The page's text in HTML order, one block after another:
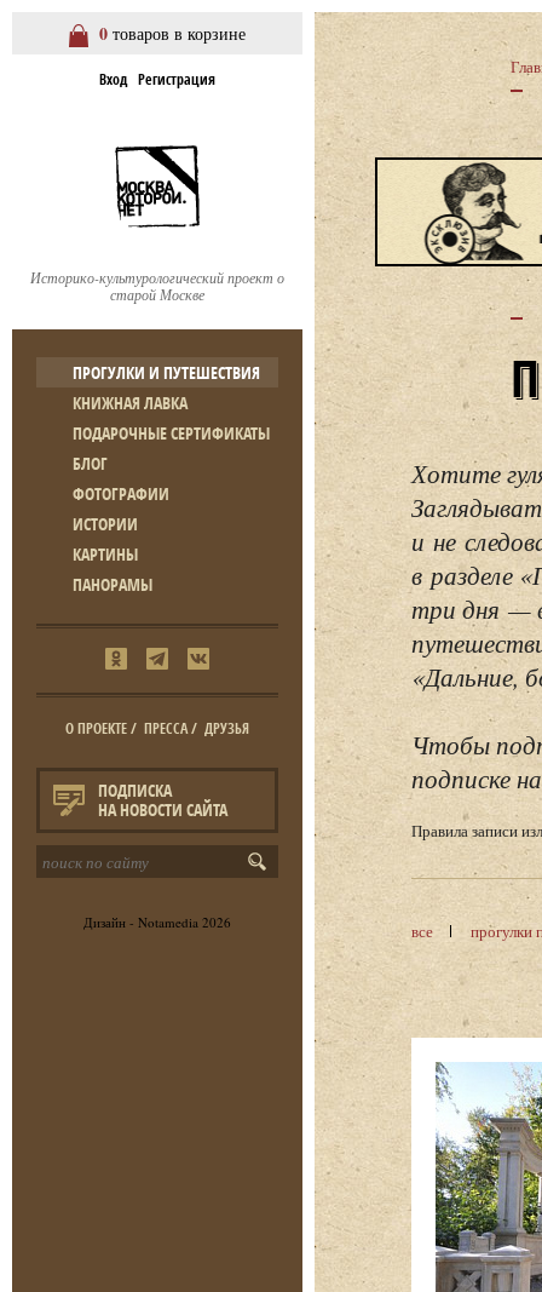
0 товаров в корзине
Вход Регистрация
Историко-культурологический проект о
старой Москве
ПРОГУЛКИ И ПУТЕШЕСТВИЯ
КНИЖНАЯ ЛАВКА
ПОДАРОЧНЫЕ СЕРТИФИКАТЫ
БЛОГ
ФОТОГРАФИИ
ИСТОРИИ
КАРТИНЫ
ПАНОРАМЫ
О ПРОЕКТЕ/ ПРЕССА/ ДРУЗЬЯ
ПОДПИСКА
НА НОВОСТИ САЙТА
Дизайн - Notamedia 2026
Хотите
и не
в разделе
три дня —
«Дальние,
Чтобы
подписке
Правила записи
все прогулки